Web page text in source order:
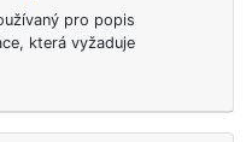
pro popis
která vyžaduje